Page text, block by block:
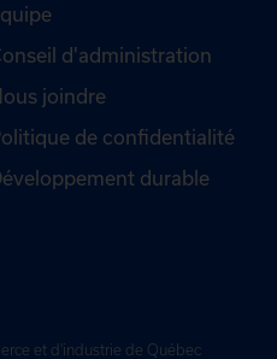
d'administration
joindre
de confidentialité
durable
et d'industrie de Québec